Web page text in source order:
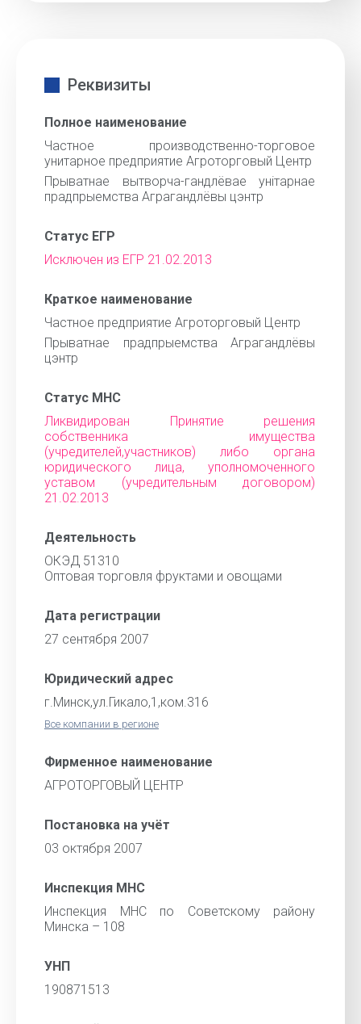
Реквизиты
Полное наименование
Частное производственно-торговое
унитарное предприятие Агроторговый Центр
Прыватнае вытворча-гандлёвае унiтарнае
прадпрыемства Аграгандлёвы цэнтр
Статус ЕГР
Исключен из ЕГР 21.02.2013
Краткое наименование
Частное предприятие Агроторговый Центр
Прыватнае прадпрыемства Аграгандлёвы
цэнтр
Статус МНС
Ликвидирован Принятие решения
собственника имущества
(учредителей,участников) либо органа
юридического лица, уполномоченного
уставом (учредительным договором)
21.02.2013
Деятельность
ОКЭД 51310
Оптовая торговля фруктами и овощами
Дата регистрации
27 сентября 2007
Юридический адрес
г.Минск,ул.Гикало,1,ком.316
Все компании в регионе
Фирменное наименование
АГРОТОРГОВЫЙ ЦЕНТР
Постановка на учёт
03 октября 2007
Инспекция МНС
Инспекция МНС по Советскому району
Минска – 108
УНП
190871513